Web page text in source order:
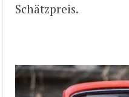
Schätzpreis.